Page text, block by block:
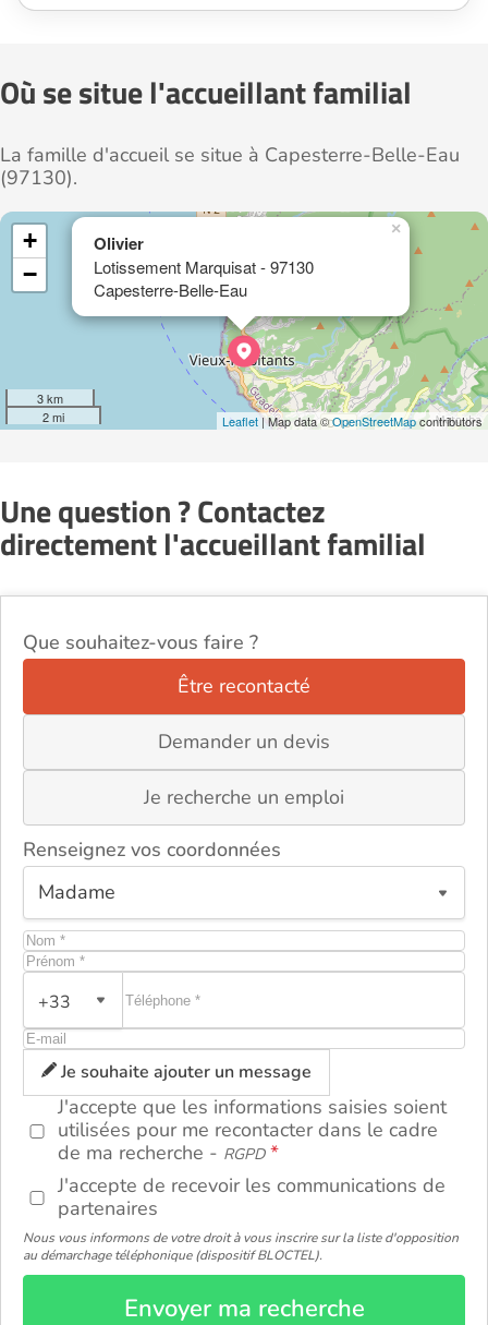
Où se situe l'accueillant familial
La famille d'accueil se situe à Capesterre-Belle-Eau
(97130).
Olivier
Lotissement Marquisat - 97130
Capesterre-Belle-Eau
×
+
−
3 km
2 mi
Leaflet | Map data ©OpenStreetMapcontributors
Une question ? Contactez
directement l'accueillant familial
Que souhaitez-vous faire ?
Être recontacté
Demander un devis
Je recherche un emploi
Renseignez vos coordonnées
+33
Je souhaite ajouter un message
J'accepte que les informations saisies soient
utilisées pour me recontacter dans le cadre
de ma recherche - RGPD
J'accepte de recevoir les communications de
partenaires
Nous vous informons de votre droit à vous inscrire sur la liste d'opposition
au démarchage téléphonique (dispositif BLOCTEL).
Envoyer ma recherche
ou